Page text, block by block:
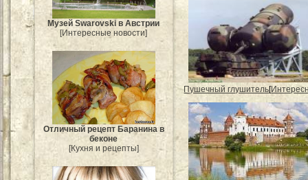
Музей Swarovski в Австрии
[Интересные новости]
Отличный рецепт Баранина в
беконе
[Кухня и рецепты]
Пушечный глушитель[